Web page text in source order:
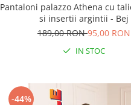
Pantaloni palazzo Athena cu
si insertii argintii - Bej
189,00 RON95,00 RON
IN STOC
-44%